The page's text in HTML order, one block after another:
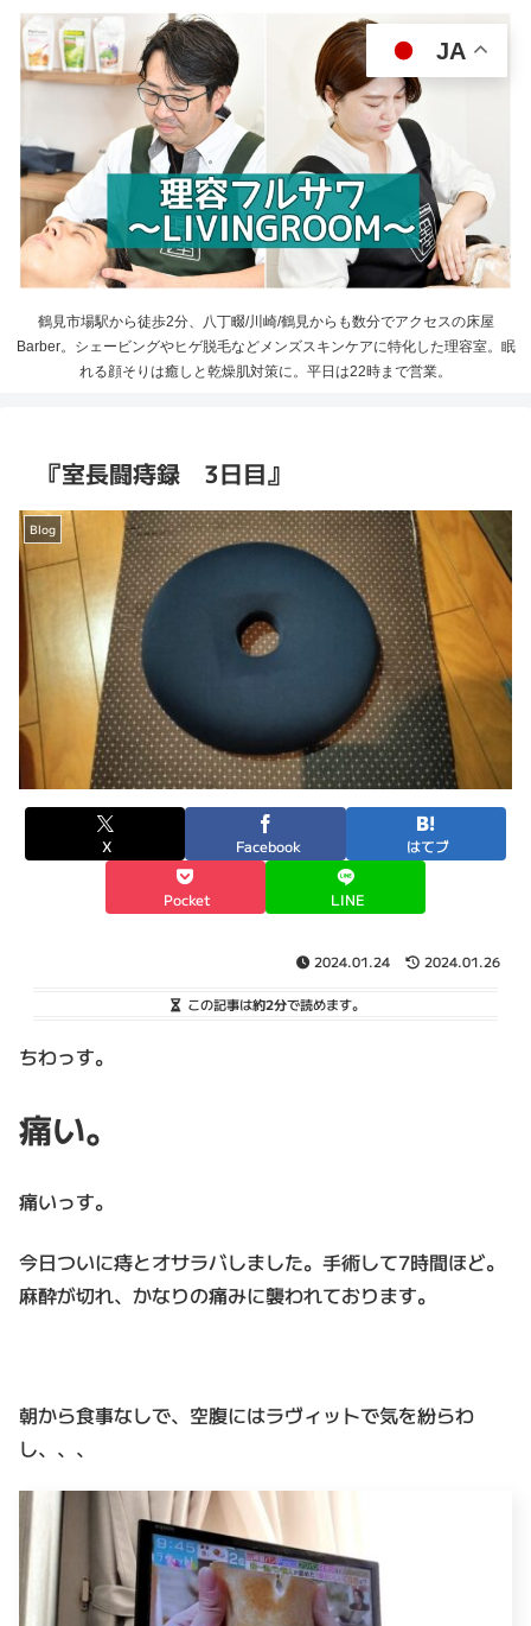
鶴見市場駅から徒歩2分、八丁畷/川崎/鶴見からも数分でアクセスの床屋
Barber。シェービングやヒゲ脱毛などメンズスキンケアに特化した理容室。眠
れる顔そりは癒しと乾燥肌対策に。平日は22時まで営業。
『室長闘痔録 3日目』
Blog
X Facebook はてブ
Pocket LINE
2024.01.24 2024.01.26
この記事は約2分で読めます。
ちわっす。
痛い。
痛いっす。
今日ついに痔とオサラバしました。手術して7時間ほど。
麻酔が切れ、かなりの痛みに襲われております。
朝から食事なしで、空腹にはラヴィットで気を紛らわ
し、、、
JA